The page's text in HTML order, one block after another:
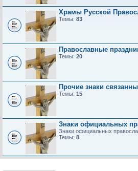
Храмы Русской
Темы: 83
Православные
Темы: 20
Прочие знаки
Темы: 15
Знаки официальных
Знаки официальных
Темы: 8